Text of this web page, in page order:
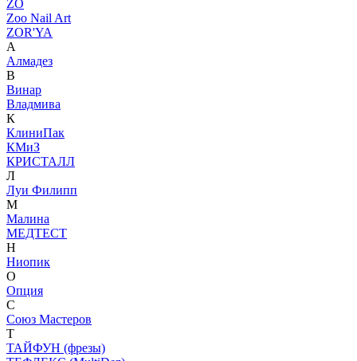
ZO
Zoo Nail Art
ZOR'YA
А
Алмадез
В
Винар
Владмива
К
КлиниПак
КМиЗ
КРИСТАЛЛ
Л
Луи Филипп
М
Малина
МЕДТЕСТ
Н
Ниопик
О
Опция
С
Союз Мастеров
Т
ТАЙФУН (фрезы)